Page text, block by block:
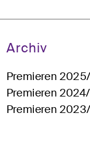
Archiv
Premieren
Premieren
Premieren